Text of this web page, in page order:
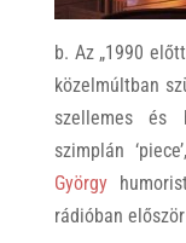
b. Az „1990
közelmúltban
szellemes és
szimplán
György
rádióban először